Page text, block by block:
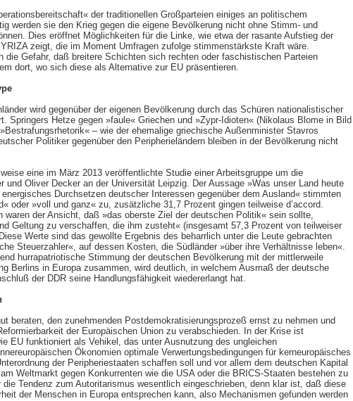
der traditionellen Großparteien einiges an politischem
werden sie den Krieg gegen die eigene Bevölkerung nicht ohne Stimm- und
Dies eröffnet Möglichkeiten für die Linke, wie etwa der rasante Aufstieg der
zeigt, die im Moment Umfragen zufolge stimmenstärkste Kraft wäre.
die Gefahr, daß breitere Schichten sich rechten oder faschistischen Parteien
dort, wo sich diese als Alternative zur EU präsentieren.
wird gegenüber der eigenen Bevölkerung durch das Schüren nationalistischer
Springers Hetze gegen »faule« Griechen und »Zypr-Idioten« (Nikolaus Blome in Bild
– wie der ehemalige griechische Außenminister Stavros
Politiker gegenüber den Peripherieländern bleiben in der Bevölkerung nicht
eine im März 2013 veröffentlichte Studie einer Arbeitsgruppe um die
und Oliver Decker an der Universität Leipzig. Der Aussage »Was unser Land heute
Durchsetzen deutscher Interessen gegenüber dem Ausland« stimmten
oder »voll und ganz« zu, zusätzliche 31,7 Prozent gingen teilweise d’accord.
waren der Ansicht, daß »das oberste Ziel der deutschen Politik« sein sollte,
Geltung zu verschaffen, die ihm zusteht« (insgesamt 57,3 Prozent von teilweiser
Werte sind das gewollte Ergebnis des beharrlich unter die Leute gebrachten
Steuerzahler«, auf dessen Kosten, die Südländer »über ihre Verhältnisse leben«.
hurrapatriotische Stimmung der deutschen Bevölkerung mit der mittlerweile
Berlins in Europa zusammen, wird deutlich, in welchem Ausmaß der deutsche
der DDR seine Handlungsfähigkeit wiedererlangt hat.
beraten, den zunehmenden Postdemokratisierungsprozeß ernst zu nehmen und
der Europäischen Union zu verabschieden. In der Krise ist
EU funktioniert als Vehikel, das unter Ausnutzung des ungleichen
Ökonomien optimale Verwertungsbedingungen für kerneuropäisches
der Peripheriestaaten schaffen soll und vor allem dem deutschen Kapital
Weltmarkt gegen Konkurrenten wie die USA oder die BRICS-Staaten bestehen zu
Tendenz zum Autoritarismus wesentlich eingeschrieben, denn klar ist, daß diese
der Menschen in Europa entsprechen kann, also Mechanismen gefunden werden